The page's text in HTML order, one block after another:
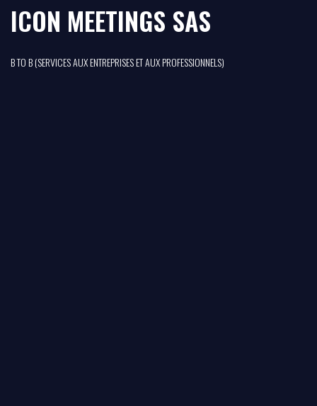
ICON MEETINGS SAS
B TO B (SERVICES AUX ENTREPRISES ET AUX PROFESSIONNELS)